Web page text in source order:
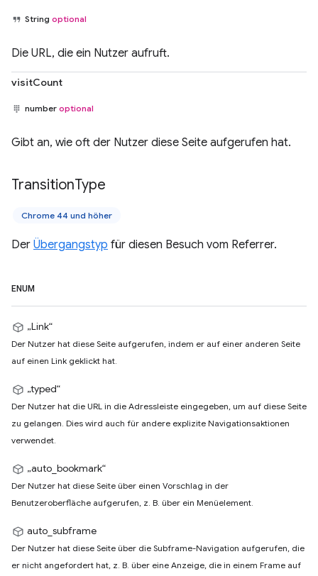
String optional
Die URL, die ein Nutzer aufruft.
visitCount
number optional
Gibt an, wie oft der Nutzer diese Seite aufgerufen hat.
TransitionType
Chrome 44 und höher
Der Übergangstyp für diesen Besuch vom Referrer.
ENUM
„Link“
Der Nutzer hat diese Seite aufgerufen, indem er auf einer anderen Seite
auf einen Link geklickt hat.
„typed“
Der Nutzer hat die URL in die Adressleiste eingegeben, um auf diese Seite
zu gelangen. Dies wird auch für andere explizite Navigationsaktionen
verwendet.
„auto_bookmark“
Der Nutzer hat diese Seite über einen Vorschlag in der
Benutzeroberfläche aufgerufen, z. B. über ein Menüelement.
auto_subframe
Der Nutzer hat diese Seite über die Subframe-Navigation aufgerufen, die
er nicht angefordert hat, z. B. über eine Anzeige, die in einem Frame auf